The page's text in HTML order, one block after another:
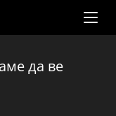
да ве